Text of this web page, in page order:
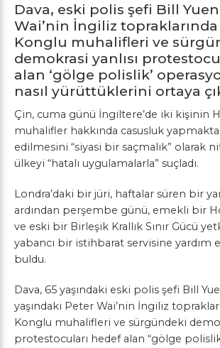
Dava, eski polis şefi Bill
Wai’nin İngiliz
Konglu muhalifleri ve
demokrasi yanlısı
alan ‘gölge polislik’
nasıl yürüttüklerini ortaya
Çin, cuma günü İngiltere’de iki kişinin
muhalifler hakkında casusluk
edilmesini “siyasi bir saçmalık” olarak
ülkeyi “hatalı uygulamalarla” suçladı.
Londra’daki bir jüri, haftalar süren bir
ardından perşembe günü, emekli bir
ve eski bir Birleşik Krallık Sınır Gücü
yabancı bir istihbarat servisine yardım
buldu.
Dava, 65 yaşındaki eski polis şefi Bill
yaşındaki Peter Wai’nin İngiliz
Konglu muhalifleri ve sürgündeki
protestocuları hedef alan “gölge